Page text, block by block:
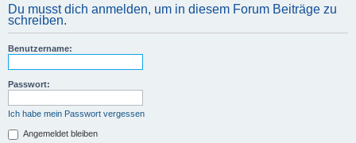
h
Du musst dich anmelden, um in diesem Forum Beiträge zu
schreiben.
Benutzername:
Passwort:
Ich habe mein Passwort vergessen
Angemeldet bleiben